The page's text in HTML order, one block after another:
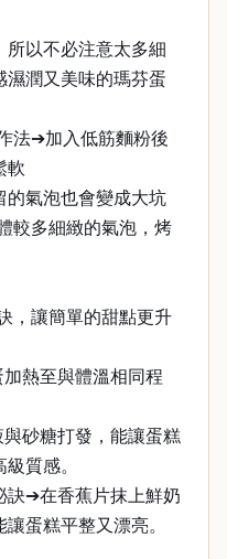
所以不必注意太多細
濕潤又美味的瑪芬蛋
法➔加入低筋麵粉後
軟
的氣泡也會變成大坑
較多細緻的氣泡，烤
，讓簡單的甜點更升
熱至與體溫相同程
砂糖打發，能讓蛋糕
質感。
訣➔在香蕉片抹上鮮奶
蛋糕平整又漂亮。